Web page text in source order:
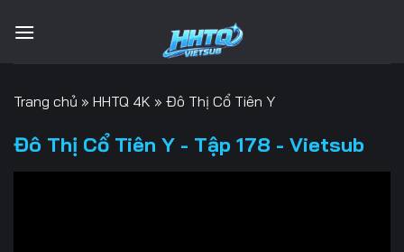
qua
Trang chủ » HHTQ 4K » Đô Thị Cổ Tiên Y
Đô Thị Cổ Tiên Y - Tập 178 - Vietsub